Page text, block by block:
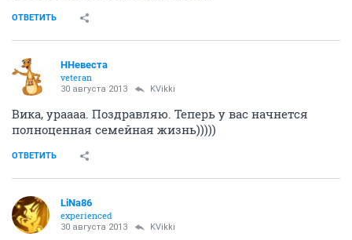
ОТВЕТИТЬ
ННевеста
veteran
30 августа 2013 KVikki
Вика, ураааа. Поздравляю. Теперь у вас начнется
полноценная семейная жизнь)))))
ОТВЕТИТЬ
LiNa86
experienced
30 августа 2013 KVikki